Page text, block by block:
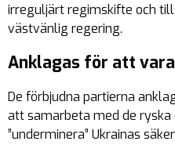
irreguljärt regimskifte och
västvänlig regering.
Anklagas för att
De förbjudna partierna
att samarbeta med de
”underminera” Ukrainas